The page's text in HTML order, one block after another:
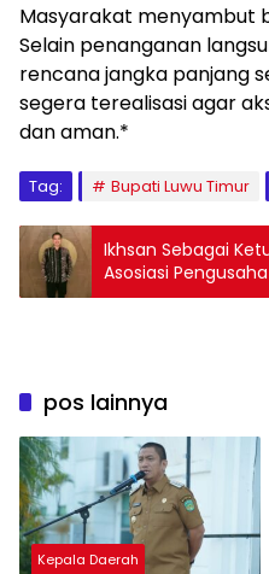
Masyarakat menyambut
Selain penanganan
rencana jangka panjang
segera terealisasi agar
dan aman.*
Tag: Bupati Luwu Timur
Ikhsan Sebagai
Asosiasi
Terbentuk
pos lainnya
Kepala Daerah